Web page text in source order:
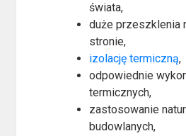
świata,
duże przeszklenia
stronie,
izolację termiczną,
odpowiednie
termicznych,
zastosowanie
budowlanych,